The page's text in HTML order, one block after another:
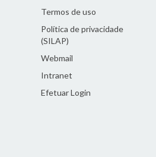
Termos de uso
Política de privacidade
(SILAP)
Webmail
Intranet
Efetuar Login